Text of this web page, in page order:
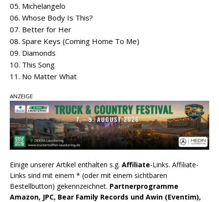
05. Michelangelo
06. Whose Body Is This?
07. Better for Her
08. Spare Keys (Coming Home To Me)
09. Diamonds
10. This Song
11. No Matter What
ANZEIGE
Einige unserer Artikel enthalten s.g. Affiliate-Links. Affiliate-
Links sind mit einem * (oder mit einem sichtbaren
Bestellbutton) gekennzeichnet. Partnerprogramme
Amazon, JPC, Bear Family Records und Awin (Eventim),